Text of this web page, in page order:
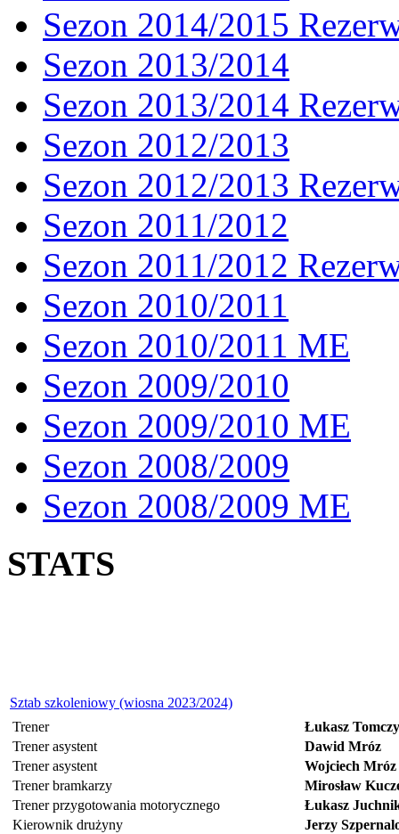
Sezon 2014/2015
Sezon 2013/2014
Sezon 2013/2014
Sezon 2012/2013
Sezon 2012/2013
Sezon 2011/2012
Sezon 2011/2012
Sezon 2010/2011
Sezon 2010/2011 ME
Sezon 2009/2010
Sezon 2009/2010 ME
Sezon 2008/2009
Sezon 2008/2009 ME
STATS
Sztab szkoleniowy (wiosna 2023/2024)
Trener
Łukasz
Trener asystent
Dawid Mróz
Trener asystent
Wojciech Mróz
Trener bramkarzy
Mirosław
Trener przygotowania motorycznego
Łukasz
Kierownik drużyny
Jerzy